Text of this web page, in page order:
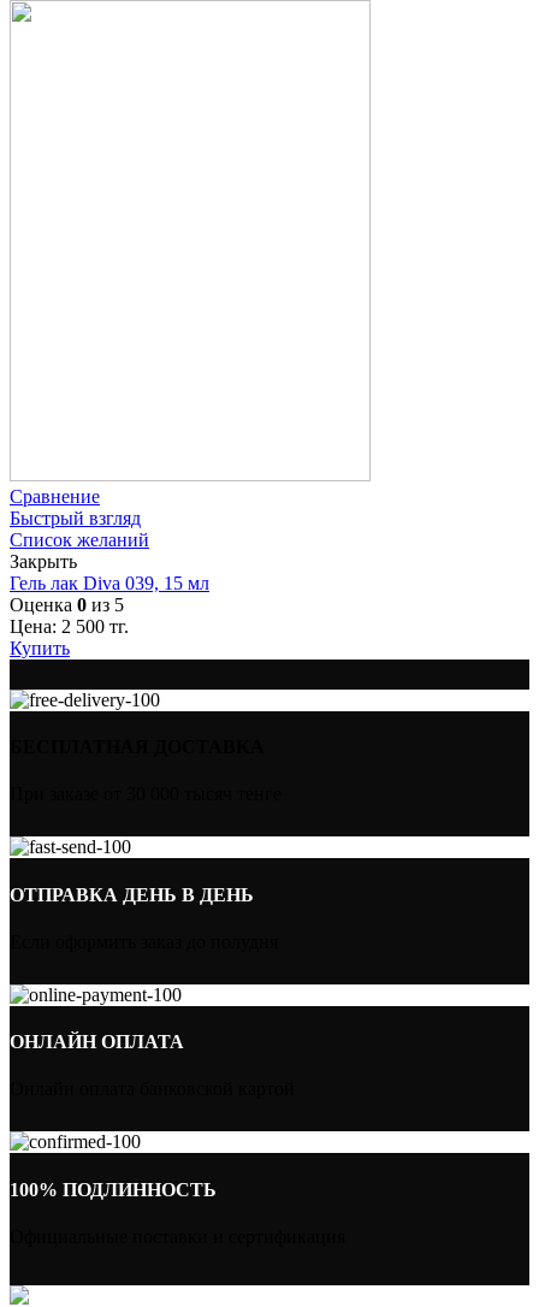
Сравнение
Быстрый взгляд
Список желаний
Закрыть
Гель лак Diva 039, 15 мл
Оценка 0 из 5
Цена: 2 500 тг.
Купить
ОТПРАВКА ДЕНЬ В ДЕНЬ
ОНЛАЙН ОПЛАТА
100% ПОДЛИННОСТЬ